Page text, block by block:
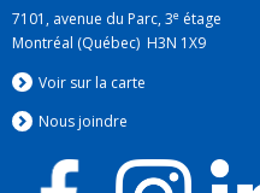
7101, avenue du Parc, 3e étage
Montréal (Québec) H3N 1X9
Voir sur la carte
Nous joindre